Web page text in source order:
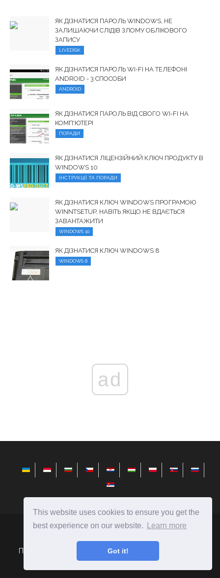
This website uses cookies to ensure you get the
best experience on our website.
Learn more
Got it!
ЯК ДІЗНАТИСЯ ПАРОЛЬ WINDOWS, НЕ
ЗАЛИШАЮЧИ СЛІДІВ ЗЛОМУ ОБЛІКОВОГО
ЗАПИСУ
LIVEDISK
ЯК ДІЗНАТИСЯ ПАРОЛЬ WI-FI НА ТЕЛЕФОНІ
ANDROID - 3 СПОСОБИ
ANDROID
ЯК ДІЗНАТИСЯ ПАРОЛЬ ВІД СВОГО WI-FI НА
КОМП'ЮТЕРІ
ПОРАДИ
ЯК ДІЗНАТИСЯ ЛІЦЕНЗІЙНИЙ КЛЮЧ ПРОДУКТУ В
WINDOWS 10
ІНСТРУКЦІЇ ТА ПОРАДИ
ЯК ДІЗНАТИСЯ КЛЮЧ WINDOWS ПРОГРАМОЮ
WINNTSETUP, НАВІТЬ ЯКЩО НЕ ВДАЄТЬСЯ
ЗАВАНТАЖИТИ
WINDOWS 10
ЯК ДІЗНАТИСЯ КЛЮЧ WINDOWS 8
WINDOWS 8
ad
Поради по установці, налаштуванні і роботі з Microsoft
Windows.